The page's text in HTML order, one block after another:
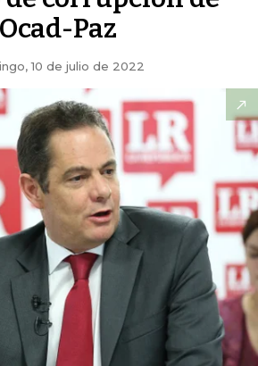
Ocad-Paz
10 de julio de 2022